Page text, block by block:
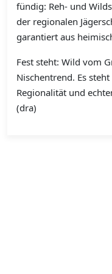
fündig: Reh- und
der regionalen
garantiert aus
Fest steht: Wild vom
Nischentrend. Es
Regionalität und
(dra)